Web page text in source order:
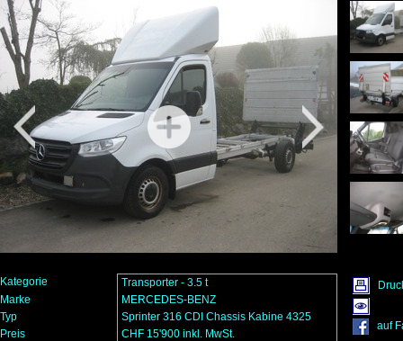
Kategorie
Transporter - 3.5 t
Marke
MERCEDES-BENZ
Typ
Sprinter 316 CDI Chassis Kabine 4325
Preis
CHF 15'900 inkl. MwSt.
auf